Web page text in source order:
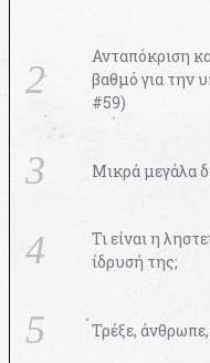
Ανταπόκριση
βαθμό για την
#59)
Μικρά μεγάλα
Τι είναι η
ίδρυσή της;
Τρέξε,